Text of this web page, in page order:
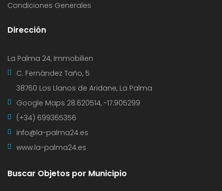
Condiciones Generales
Dirección
La Palma 24, Immobilien
C. Fernández Taño, 5
38760 Los Llanos de Aridane, La Palma
Google Maps 28.620514, -17.905299
(+34) 699365356
info@la-palma24.es
www.la-palma24.es
Buscar Objetos por Municipio